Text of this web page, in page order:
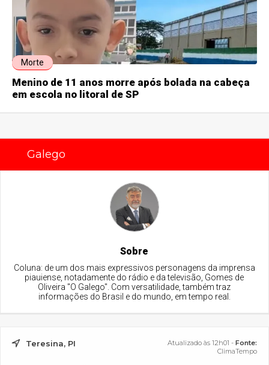
Morte
Menino de 11 anos morre após bolada na cabeça
em escola no litoral de SP
Galego
Sobre
Coluna: de um dos mais expressivos personagens da imprensa
piauiense, notadamente do rádio e da televisão, Gomes de
Oliveira "O Galego". Com versatilidade, também traz
informações do Brasil e do mundo, em tempo real.
Teresina, PI Atualizado às 12h01 - Fonte:
ClimaTempo